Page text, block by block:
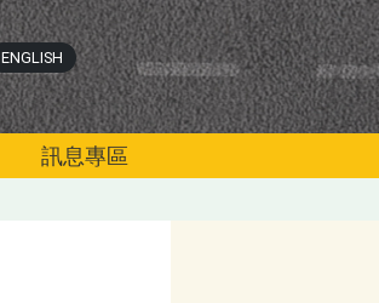
ENGLISH
訊息專區